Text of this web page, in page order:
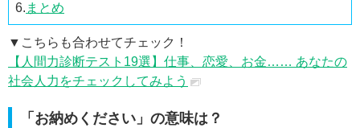
6. まとめ
▼こちらも合わせてチェック！
【人間力診断テスト19選】仕事、恋愛、お金…… あなたの
社会人力をチェックしてみよう
「お納めください」の意味は？